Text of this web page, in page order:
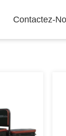
Contactez-